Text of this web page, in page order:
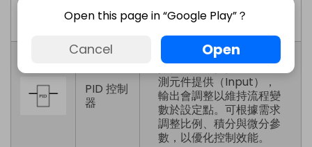
除法器
除法區塊用於對兩個值進
行相除運算。
PID 控制
器
PID 控制器用於調節流程
數值。流程變數由主要感
測元件提供（Input），
輸出會調整以維持流程變
數於設定點。可根據需求
調整比例、積分與微分參
數，以優化控制效能。
Open this page in “Google Play”？
Cancel Open